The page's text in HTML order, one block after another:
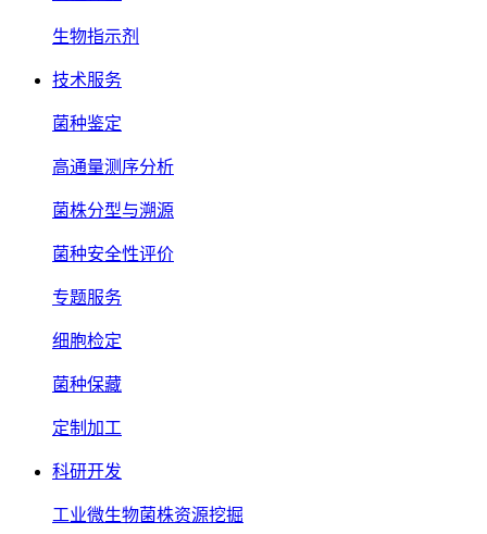
生物指示剂
技术服务
菌种鉴定
高通量测序分析
菌株分型与溯源
菌种安全性评价
专题服务
细胞检定
菌种保藏
定制加工
科研开发
工业微生物菌株资源挖掘